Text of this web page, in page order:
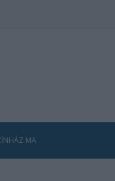
MA